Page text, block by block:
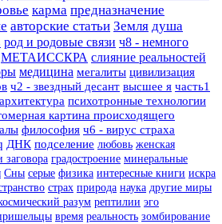
карма предназначение
авторские статьи Земля душа
род и родовые связи ч8 - немного
МЕТАИССКРА слияние реальностей
медицина мегалиты цивилизация
ч2 - звездный десант высшее я часть1
архитектура психотронные технологии
картина происходящего
философия ч6 - вирус страха
ДНК подселение любовь женская
заговора градостроение минеральные
Сны серые физика интересные книги искра
страх природа наука другие миры
разум рептилии эго
время реальность зомбирование